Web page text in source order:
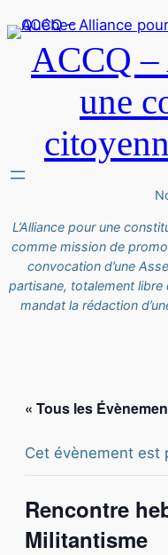
ACCQ
une
L’Alliance pour une
comme mission de
convocation d’une
partisane, totalement
mandat la rédaction
« Tous les
Cet évènement est
Rencontre
Militantisme